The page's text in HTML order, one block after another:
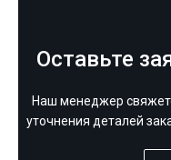
Оставьте
Наш менеджер
уточнения деталей